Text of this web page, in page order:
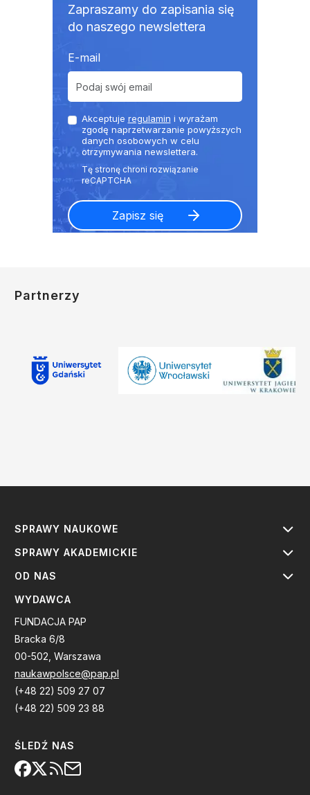
Zapraszamy do zapisania się
do naszego newslettera
E-mail
Akceptuje regulamin i wyrażam
zgodę naprzetwarzanie powyższych
danych osobowych w celu
otrzymywania newslettera.
Partnerzy
SPRAWY NAUKOWE
SPRAWY AKADEMICKIE
OD NAS
WYDAWCA
FUNDACJA PAP
Bracka 6/8
00-502, Warszawa
naukawpolsce@pap.pl
(+48 22) 509 27 07
(+48 22) 509 23 88
ŚLEDŹ NAS